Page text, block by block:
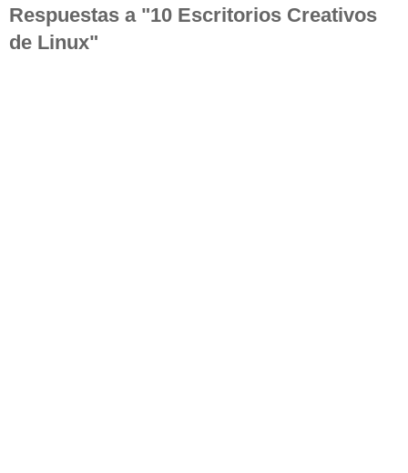
Respuestas a "10 Escritorios Creativos
de Linux"